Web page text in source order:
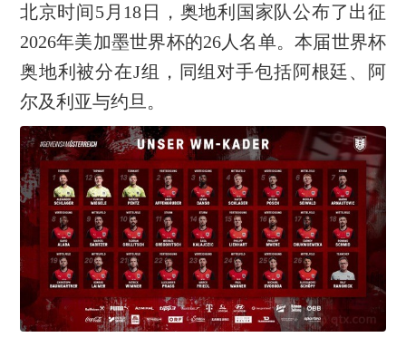
北京时间5月18日，奥地利国家队公布了出征
2026年美加墨世界杯的26人名单。本届世界杯
奥地利被分在J组，同组对手包括阿根廷、阿
尔及利亚与约旦。